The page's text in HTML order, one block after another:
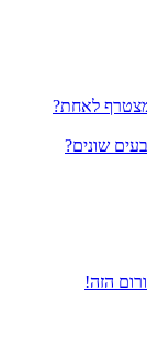
מצטרף לאחת?
שונים?
הזה!